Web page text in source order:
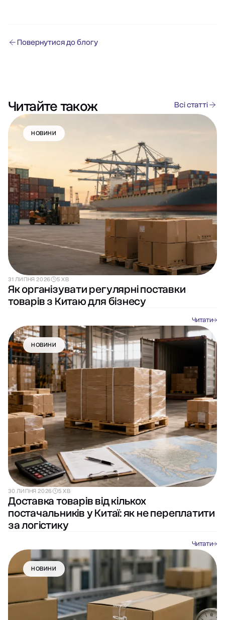
Повернутися до блогу
Читайте також Всі статті
НОВИНИ
31 ЛИПНЯ 2026 5 ХВ
Як організувати регулярні поставки
товарів з Китаю для бізнесу
Читати
НОВИНИ
30 ЛИПНЯ 2026 5 ХВ
Доставка товарів від кількох
постачальників у Китаї: як не переплатити
за логістику
Читати
НОВИНИ